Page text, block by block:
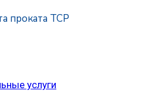
проката ТСР
услуги